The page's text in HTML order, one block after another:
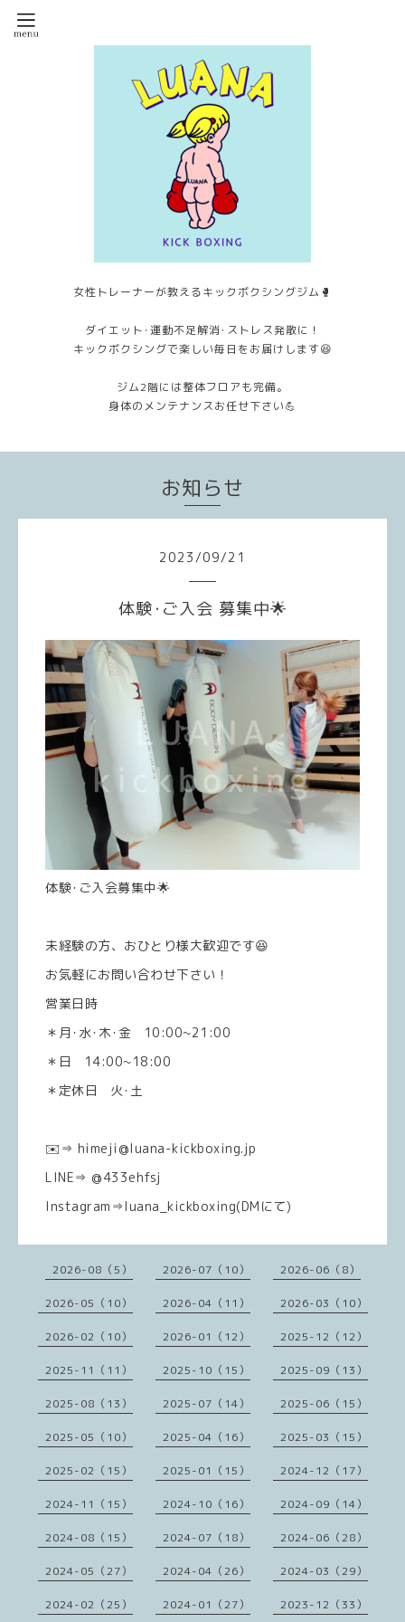
女性トレーナーが教えるキックボクシングジム🥊
ダイエット･運動不足解消･ストレス発散に！
キックボクシングで楽しい毎日をお届けします😆
ジム2階には整体フロアも完備。
身体のメンテナンスお任せ下さい💪
お知らせ
2023/09/21
体験･ご入会 募集中🌟
体験･ご入会募集中🌟
未経験の方、おひとり様大歓迎です😆
お気軽にお問い合わせ下さい！
営業日時
＊月･水･木･金 10:00~21:00
＊日 14:00~18:00
＊定休日 火･土
✉️⇒ himeji@luana-kickboxing.jp
LINE⇒ @433ehfsj
Instagram⇒luana_kickboxing(DMにて)
2026-08（5） 2026-07（10） 2026-06（8）
2026-05（10） 2026-04（11） 2026-03（10）
2026-02（10） 2026-01（12） 2025-12（12）
2025-11（11） 2025-10（15） 2025-09（13）
2025-08（13） 2025-07（14） 2025-06（15）
2025-05（10） 2025-04（16） 2025-03（15）
2025-02（15） 2025-01（15） 2024-12（17）
2024-11（15） 2024-10（16） 2024-09（14）
2024-08（15） 2024-07（18） 2024-06（28）
2024-05（27） 2024-04（26） 2024-03（29）
2024-02（25） 2024-01（27） 2023-12（33）